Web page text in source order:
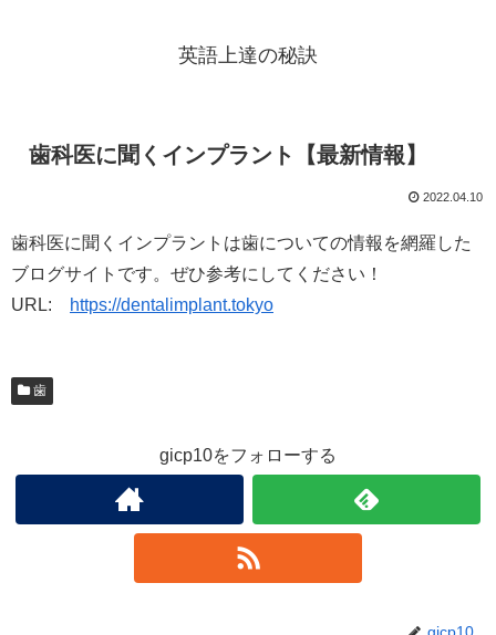
英語上達の秘訣
歯科医に聞くインプラント【最新情報】
2022.04.10
歯科医に聞くインプラントは歯についての情報を網羅した
ブログサイトです。ぜひ参考にしてください！
URL:
https://dentalimplant.tokyo
歯
gicp10をフォローする
gicp10